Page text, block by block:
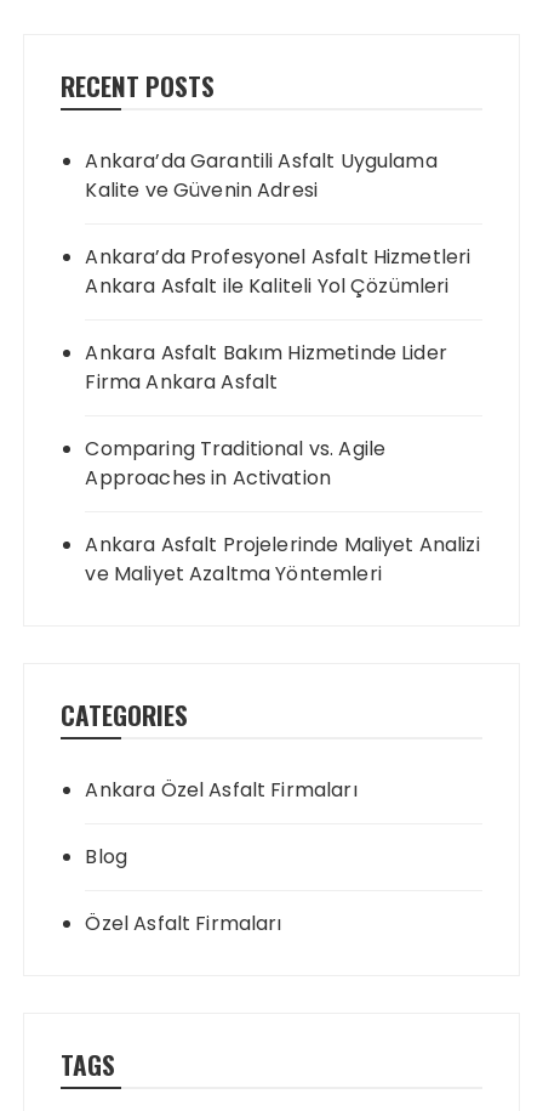
RECENT POSTS
Ankara’da Garantili Asfalt Uygulama
Kalite ve Güvenin Adresi
Ankara’da Profesyonel Asfalt Hizmetleri
Ankara Asfalt ile Kaliteli Yol Çözümleri
Ankara Asfalt Bakım Hizmetinde Lider
Firma Ankara Asfalt
Comparing Traditional vs. Agile
Approaches in Activation
Ankara Asfalt Projelerinde Maliyet Analizi
ve Maliyet Azaltma Yöntemleri
CATEGORIES
Ankara Özel Asfalt Firmaları
Blog
Özel Asfalt Firmaları
TAGS